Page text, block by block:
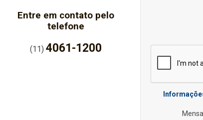
Entre em contato pelo
telefone
(11)4061-1200